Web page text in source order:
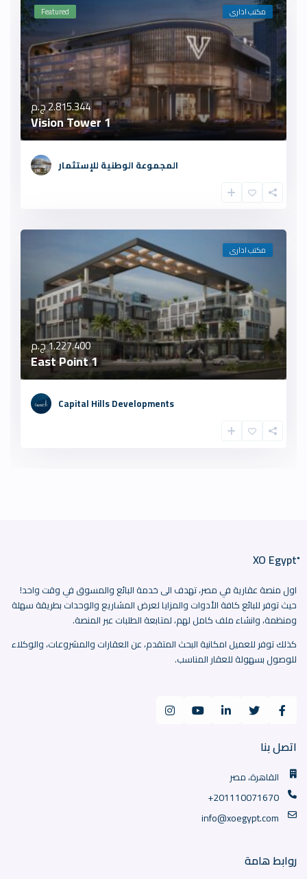
Featured مكتب ادارى
2.815.344 ج.م
Vision Tower 1
المجموعة الوطنية للإستثمار
مكتب ادارى
1.227.400 ج.م
East Point 1
Capital Hills Developments
اول منصة عقارية في مصر، تهدف الى خدمة البائع والمسوق في وقت واحد!
حيث توفر للبائع كافة الأدوات والمزايا لعرض المشاريع والوحدات بطريقة سهلة
ومنظمة، وانشاء ملف كامل لهم، لمتابعة الطلبات عبر المنصة.
كذلك توفر للعميل امكانية البحث المتقدم، عن العقارات والمشروعات، والوكلاء
للوصول بسهولة للعقار المناسب.
اتصل بنا
القاهرة، مصر
+201110071670
info@xoegypt.com
روابط هامة